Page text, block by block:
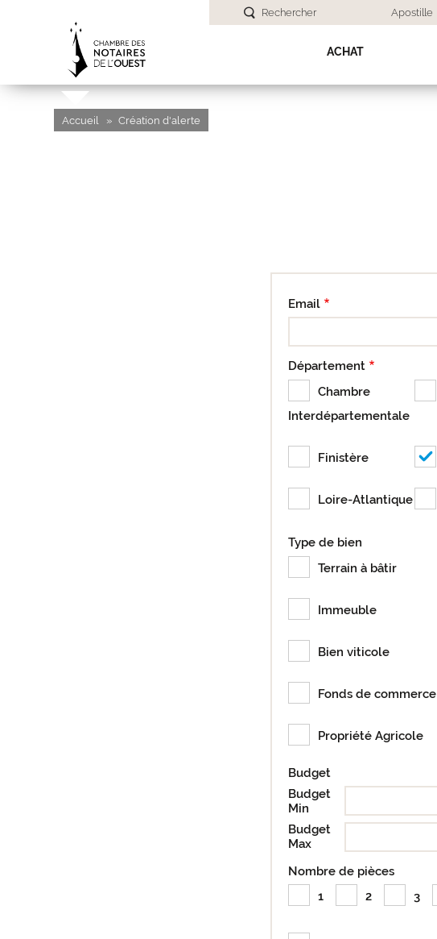
Rechercher Apostille
ACHAT
Accueil Création d'alerte
Email
Département
Chambre
Interdépartementale
Finistère
Loire-Atlantique
Type de bien
Terrain à bâtir
Immeuble
Bien viticole
Fonds de commerce
Propriété Agricole
Budget
Budget
Min
Budget
Max
Nombre de pièces
1
2 3